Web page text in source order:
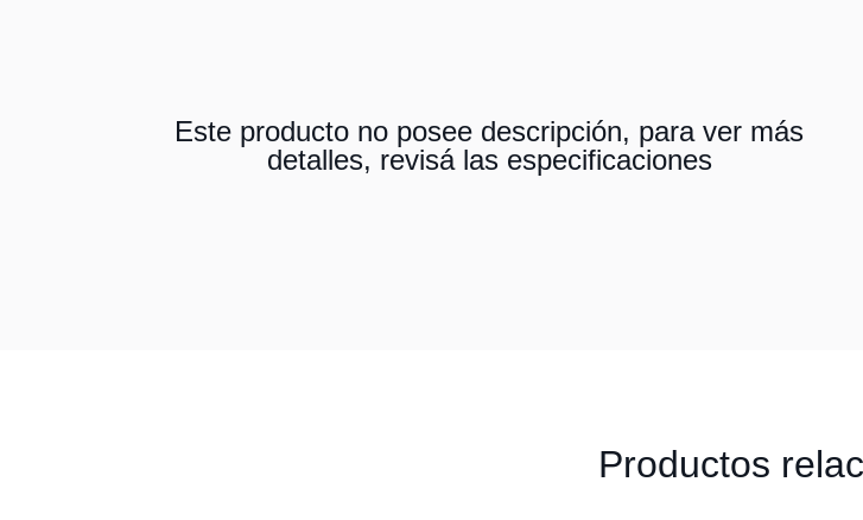
Este producto no posee descripción, para ver más
detalles, revisá las especificaciones
Productos